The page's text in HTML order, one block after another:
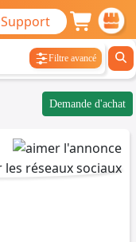
Support
Filtre avancé
Demande d'achat